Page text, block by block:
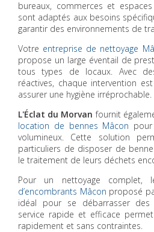
bureaux, commerces et
sont adaptés aux besoins
garantir des environnements de
Votre entreprise de nettoyage
propose un large éventail de
tous types de locaux. Avec
réactives, chaque intervention
assurer une hygiène irréprochable.
L'Éclat du Morvan fournit
location de bennes Mâcon
volumineux. Cette solution
particuliers de disposer de
le traitement de leurs déchets
Pour un nettoyage complet,
d’encombrants Mâcon proposé
idéal pour se débarrasser des
service rapide et efficace
rapidement et sans contraintes.